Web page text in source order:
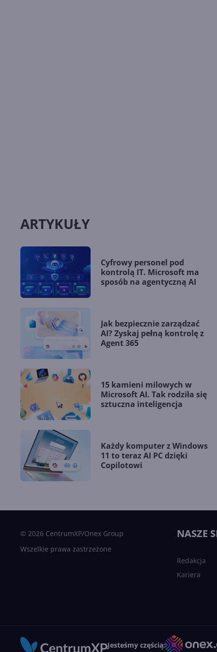
ARTYKUŁY
Cyfrowy personel pod
kontrolą IT. Microsoft ma
sposób na agentyczną AI
Jak bezpiecznie zarządzać
AI? Zyskaj pełną kontrolę z
Agent 365
15 kamieni milowych w
Microsoft AI. Tak rodziła się
sztuczna inteligencja
Każdy komputer z Windows
11 to teraz AI PC dzięki
Copilotowi
© 2026 CentrumXP/Onex Group
Wszelkie prawa zastrzeżone
NASZE
Redakcja
Kariera
Jesteśmy częścią: